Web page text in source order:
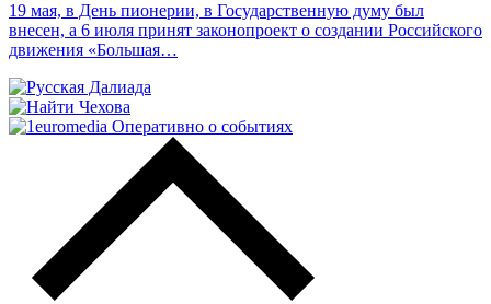
19 мая, в День пионерии, в Государственную думу был
внесен, а 6 июля принят законопроект о создании Российского
движения «Большая…